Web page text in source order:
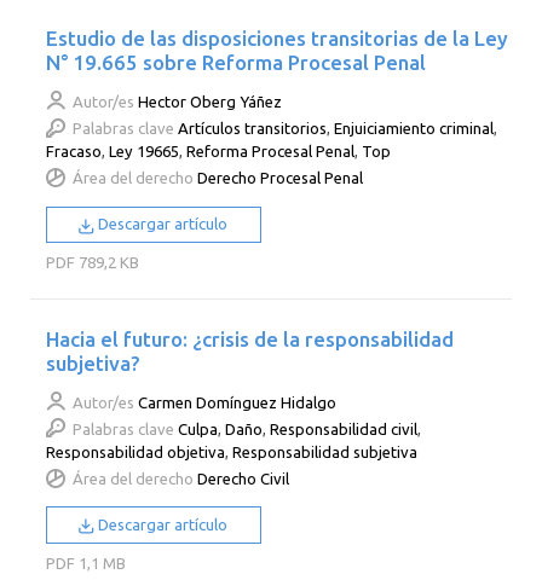
Estudio de las disposiciones transitorias de la Ley
N° 19.665 sobre Reforma Procesal Penal
Autor/es Hector Oberg Yáñez
Palabras clave Artículos transitorios,Enjuiciamiento criminal,
Fracaso,Ley 19665,Reforma Procesal Penal, Top
Área del derecho Derecho Procesal Penal
Descargar artículo
PDF 789,2 KB
Hacia el futuro: ¿crisis de la responsabilidad
subjetiva?
Autor/es Carmen Domínguez Hidalgo
Palabras clave Culpa,Daño,Responsabilidad civil,
Responsabilidad objetiva,Responsabilidad subjetiva
Área del derecho Derecho Civil
Descargar artículo
PDF 1,1 MB